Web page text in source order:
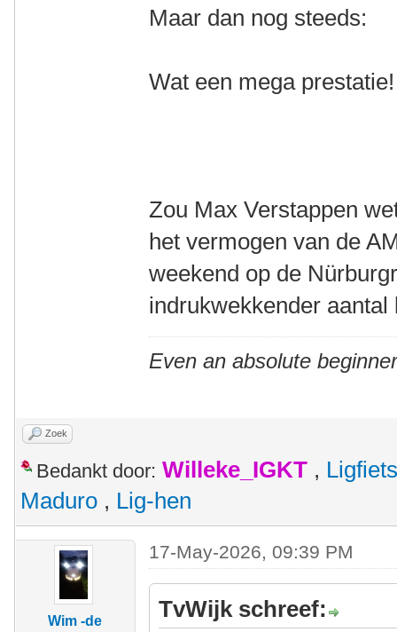
Maar dan nog steeds:
Wat een mega prestatie!
Zou Max Verstappen
het vermogen van de
weekend op de
indrukwekkender
Even an absolute
Zoek
Bedankt door: Willeke_IGKT ,
Maduro , Lig-hen
Wim -de
17-May-2026, 09:39 PM
TvWijk schreef: